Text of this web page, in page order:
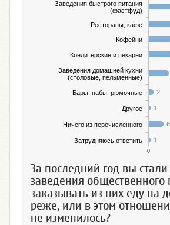
Заведения быстрого питания
(фастфуд)
Рестораны, кафе
Кофейни
Кондитерские и пекарни
Заведения домашней кухни
(столовые, пельменные)
Бары, пабы, рюмочные 2
Другое 1
Ничего из перечисленного 6
Затрудняюсь ответить 1
0
За последний год вы
заведения общественного
заказывать из них еду на
реже, или в этом
не изменилось?